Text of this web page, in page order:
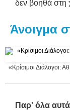
δεν βοηθά στη
Άνοιγμα
«Κρίσιμοι Διάλογοι:
Παρ' όλα